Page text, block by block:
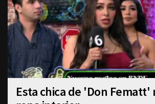
Esta chica de 'Don Fematt'